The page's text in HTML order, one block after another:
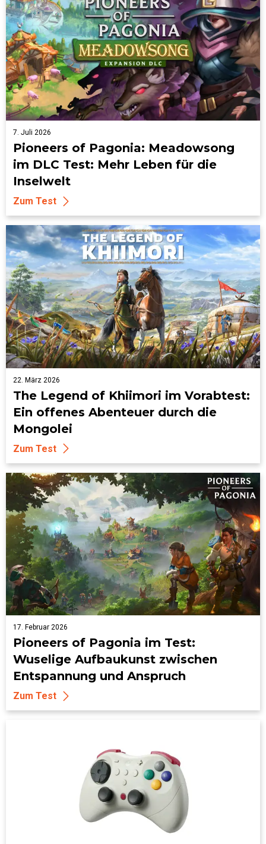
7. Juli 2026
Pioneers of Pagonia: Meadowsong
im DLC Test: Mehr Leben für die
Inselwelt
Zum Test
22. März 2026
The Legend of Khiimori im Vorabtest:
Ein offenes Abenteuer durch die
Mongolei
Zum Test
17. Februar 2026
Pioneers of Pagonia im Test:
Wuselige Aufbaukunst zwischen
Entspannung und Anspruch
Zum Test